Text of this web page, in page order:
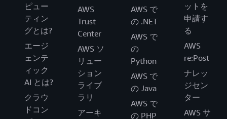
ピュー
ティン
グとは?
エージ
ェンテ
ィック
AI とは?
クラウ
ドコン
AWS
Trust
Center
AWS ソ
リュー
ション
ライブ
ラリ
アーキ
AWS で
の .NET
AWS で
の
Python
AWS で
の Java
AWS で
の PHP
ットを
申請す
る
AWS
re:Post
ナレッ
ジセン
ター
AWS サ